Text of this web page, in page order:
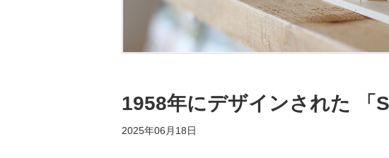
1958年にデザインされた 「
2025年06月18日